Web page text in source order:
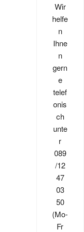
Wir
helfe
n
Ihne
n
gern
e
telef
onis
ch
unte
r
089
/12
47
03
50
(Mo-
Fr